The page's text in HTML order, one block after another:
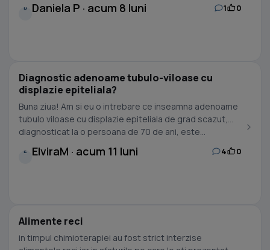
D Daniela P · acum 8 luni 1 0
Diagnostic adenoame tubulo-viloase cu
displazie epiteliala?
Buna ziua! Am si eu o intrebare ce inseamna adenoame
tubulo viloase cu displazie epiteliala de grad scazut,
diagnosticat la o persoana de 70 de ani, este...
E ElviraM · acum 11 luni 4 0
Alimente reci
in timpul chimioterapiei au fost strict interzise